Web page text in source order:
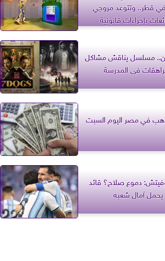
قطر.. وتتوعد مروجي
بإجراءات قانونية
مسلسل يناقش مشاكل
فى المدرسة
في مصر اليوم السبت
دموع صلاح؟ قائد
يحمل آمال شعبه